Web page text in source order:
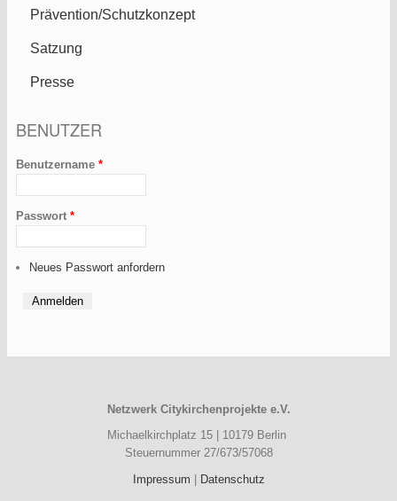
Prävention/Schutzkonzept
Satzung
Presse
BENUTZER
Benutzername *
Passwort *
Neues Passwort anfordern
Netzwerk Citykirchenprojekte e.V.
Michaelkirchplatz 15 | 10179 Berlin
Steuernummer 27/673/57068
Impressum
Datenschutz